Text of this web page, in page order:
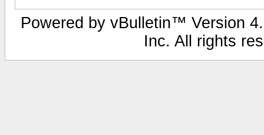
Powered by vBulletin™ Version
Inc. All rights